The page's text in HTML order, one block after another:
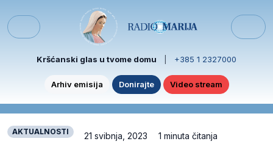
Menu
Kršćanski glas u tvome domu +385 1 2327000
Arhiv emisija Donirajte Video stream
AKTUALNOSTI 21 svibnja, 2023 1 minuta čitanja